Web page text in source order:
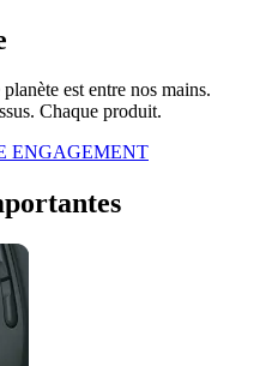
est entre nos mains.
Chaque produit.
ENGAGEMENT